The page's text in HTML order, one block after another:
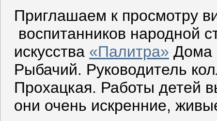
Приглашаем к просмотру
воспитанников народной
искусства «Палитра» Дома
Рыбачий. Руководитель
Прохацкая. Работы детей
они очень искренние,